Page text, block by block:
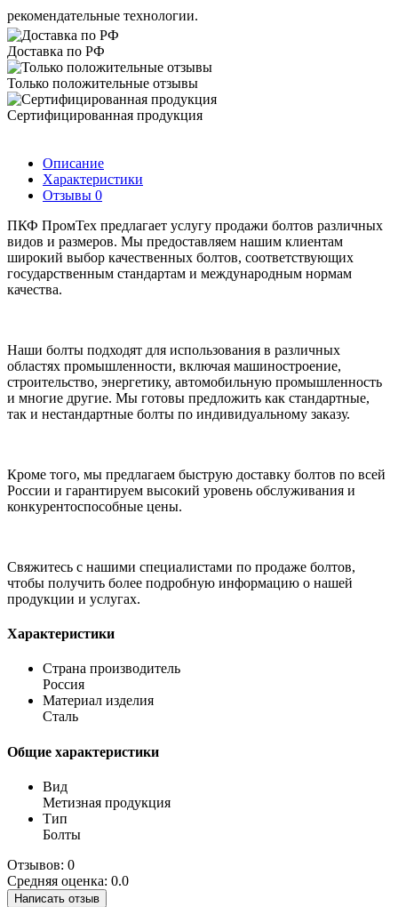
рекомендательные технологии.
Доставка по РФ
Только положительные отзывы
Сертифицированная продукция
Описание
Характеристики
Отзывы 0
ПКФ ПромТех предлагает услугу продажи болтов различных
видов и размеров. Мы предоставляем нашим клиентам
широкий выбор качественных болтов, соответствующих
государственным стандартам и международным нормам
качества.
Наши болты подходят для использования в различных
областях промышленности, включая машиностроение,
строительство, энергетику, автомобильную промышленность
и многие другие. Мы готовы предложить как стандартные,
так и нестандартные болты по индивидуальному заказу.
Кроме того, мы предлагаем быструю доставку болтов по всей
России и гарантируем высокий уровень обслуживания и
конкурентоспособные цены.
Свяжитесь с нашими специалистами по продаже болтов,
чтобы получить более подробную информацию о нашей
продукции и услугах.
Характеристики
Страна производитель
Россия
Материал изделия
Сталь
Общие характеристики
Вид
Метизная продукция
Тип
Болты
Отзывов: 0
Средняя оценка: 0.0
Написать отзыв